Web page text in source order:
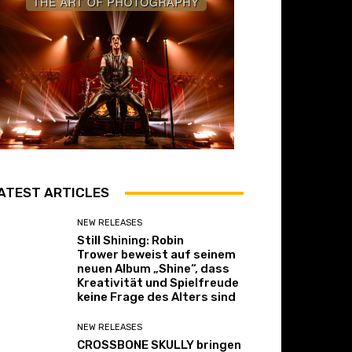
ARTICLES
NEW RELEASES
Still Shining: Robin
Trower beweist auf seinem
neuen Album „Shine“, dass
Kreativität und Spielfreude
keine Frage des Alters sind
NEW RELEASES
CROSSBONE SKULLY bringen